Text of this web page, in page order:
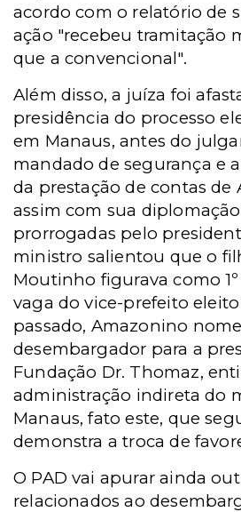
acordo com o relatório de
ação "recebeu tramitação
que a convencional".
Além disso, a juíza foi
presidência do processo
em Manaus, antes do
mandado de segurança e
da prestação de contas de
assim com sua
prorrogadas pelo
ministro salientou que o
Moutinho figurava como
vaga do vice-prefeito
passado, Amazonino
desembargador para a
Fundação Dr. Thomaz,
administração indireta do
Manaus, fato este, que
demonstra a troca de
O PAD vai apurar ainda
relacionados ao